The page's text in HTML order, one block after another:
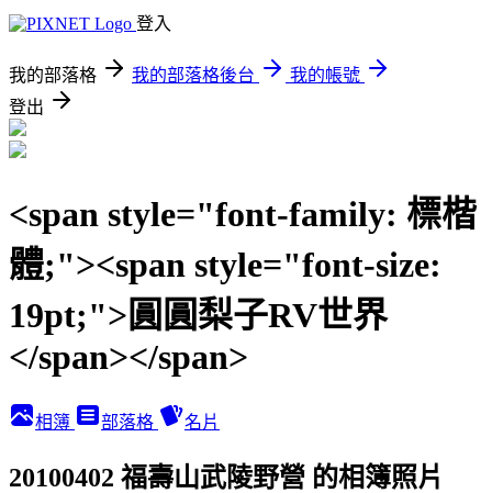
登入
我的部落格 我的部落格後台
我的帳號
登出
<span style="font-family: 標楷
體;"><span style="font-size:
19pt;">圓圓梨子RV世界
</span></span>
相簿 部落格 名片
20100402 福壽山武陵野營 的相簿照片